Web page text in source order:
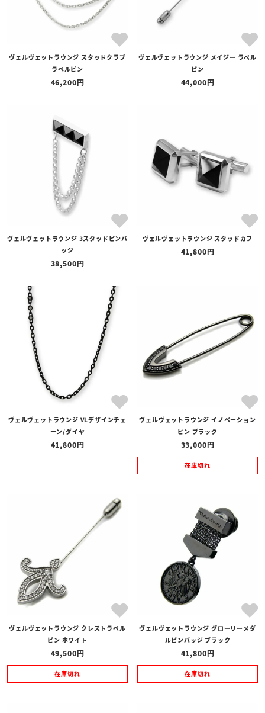
ヴェルヴェットラウンジ スタッドクラブ
ラペルピン
46,200
ヴェルヴェットラウンジ メイジー ラペル
ピン
44,000
ヴェルヴェットラウンジ 3スタッドピンバ
ッジ
38,500
ヴェルヴェットラウンジ スタッドカフ
41,800
ヴェルヴェットラウンジ VLデザインチェ
ーン/ダイヤ
41,800
ヴェルヴェットラウンジ イノベーション
ピン ブラック
33,000
在庫切れ
ヴェルヴェットラウンジ クレストラペル
ピン ホワイト
49,500
在庫切れ
ヴェルヴェットラウンジ グローリーメダ
ルピンバッジ ブラック
41,800
在庫切れ